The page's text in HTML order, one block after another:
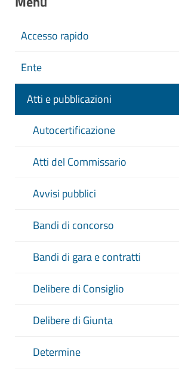
Accesso rapido
Ente
Atti e pubblicazioni
Autocertificazione
Atti del Commissario
Avvisi pubblici
Bandi di concorso
Bandi di gara e contratti
Delibere di Consiglio
Delibere di Giunta
Determine